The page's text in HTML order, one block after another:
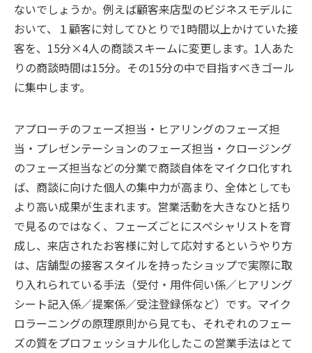
ないでしょうか。例えば顧客来店型のビジネスモデルに
おいて、１顧客に対してひとりで1時間以上かけていた接
客を、15分×4人の商談スキームに変更します。1人あた
りの商談時間は15分。その15分の中で目指すべきゴール
に集中します。
アプローチのフェーズ担当・ヒアリングのフェーズ担
当・プレゼンテーションのフェーズ担当・クロージング
のフェーズ担当などの分業で商談自体をマイクロ化すれ
ば、商談に向けた個人の集中力が高まり、全体としても
より高い成果が生まれます。営業活動を大きなひと括り
で見るのではなく、フェーズごとにスペシャリストを育
成し、来店されたお客様に対して応対するというやり方
は、店舗型の接客スタイルを持ったショップで実際に取
り入れられている手法（受付・用件伺い係／ヒアリング
シート記入係／提案係／受注登録係など）です。マイク
ロラーニングの原理原則から見ても、それぞれのフェー
ズの質をプロフェッショナル化したこの営業手法はとて